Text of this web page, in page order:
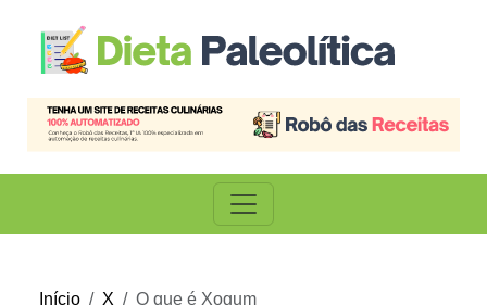
Início X O que é Xogum